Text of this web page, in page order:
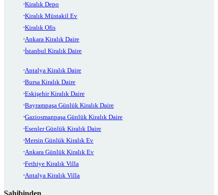
Kiralık Depo
Kiralık Müstakil Ev
Kiralık Ofis
Ankara Kiralık Daire
İstanbul Kiralık Daire
Antalya Kiralık Daire
Bursa Kiralık Daire
Eskişehir Kiralık Daire
Bayrampaşa Günlük Kiralık Daire
Gaziosmanpaşa Günlük Kiralık Daire
Esenler Günlük Kiralık Daire
Mersin Günlük Kiralık Ev
Ankara Günlük Kiralık Ev
Fethiye Kiralık Villa
Antalya Kiralık Villa